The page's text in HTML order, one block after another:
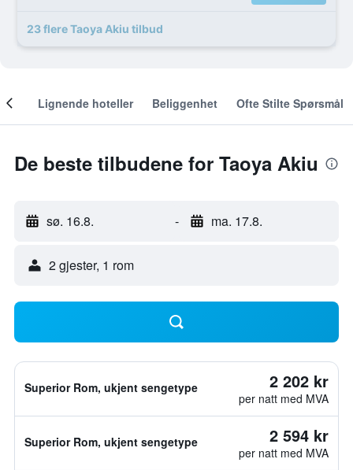
23 flere Taoya Akiu tilbud
Lignende hoteller Beliggenhet Ofte Stilte Spørsmål
De beste tilbudene for Taoya Akiu
sø. 16.8. - ma. 17.8.
2 gjester, 1 rom
Superior Rom, ukjent sengetype 2 202 kr
per natt med MVA
Superior Rom, ukjent sengetype 2 594 kr
per natt med MVA